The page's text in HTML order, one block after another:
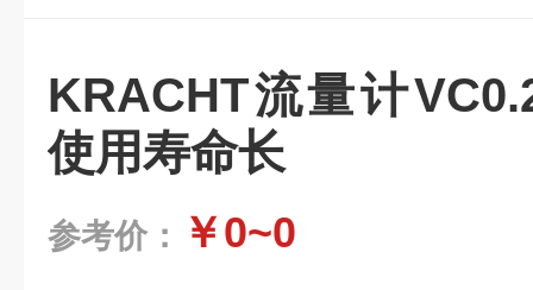
KRACHT流量计
使用寿命长
参考价： ￥0~0